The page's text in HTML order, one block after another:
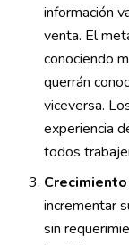
información
venta. El
conociendo
querrán
viceversa.
experiencia
todos
incrementar
sin